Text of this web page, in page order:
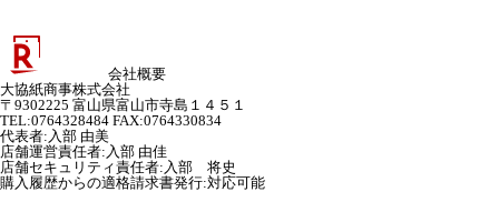
会社概要
大協紙商事株式会社
〒9302225 富山県富山市寺島１４５１
TEL:0764328484 FAX:0764330834
代表者: 入部 由美
店舗運営責任者: 入部 由佳
店舗セキュリティ責任者: 入部 将史
購入履歴からの適格請求書発行:対応可能